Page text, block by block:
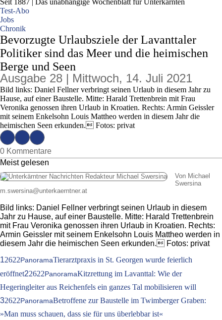
Seit 1887 | Das unabhängige Wochenblatt für Unterkärnten
Test-Abo
Jobs
Chronik
Bevorzugte Urlaubsziele der Lavanttaler
Politiker sind das Meer und die heimischen
Berge und Seen
Ausgabe 28 | Mittwoch, 14. Juli 2021
Bild links: Daniel Fellner verbringt seinen Urlaub in diesem Jahr zu
Hause, auf einer Baustelle. Mitte: Harald Trettenbrein mit Frau
Veronika genossen ihren Urlaub in Kroatien. Rechts: Armin Geissler
mit seinem Enkelsohn Louis Mattheo werden in diesem Jahr die
heimischen Seen erkunden. Fotos: privat
0 Kommentare
Meist gelesen
Von Michael
Swersina
m.swersina@unterkaerntner.at
Bild links: Daniel Fellner verbringt seinen Urlaub in diesem
Jahr zu Hause, auf einer Baustelle. Mitte: Harald Trettenbrein
mit Frau Veronika genossen ihren Urlaub in Kroatien. Rechts:
Armin Geissler mit seinem Enkelsohn Louis Mattheo werden in
diesem Jahr die heimischen Seen erkunden. Fotos: privat
12622PanoramaTierarztpraxis in St. Georgen wurde feierlich
eröffnet22622PanoramaKitzrettung im Lavanttal: Wie der
Hegeringleiter aus Reichenfels ein ganzes Tal mobilisieren will
32622PanoramaBetroffene zur Baustelle im Twimberger Graben:
»Man muss schauen, dass sie für uns überlebbar ist«